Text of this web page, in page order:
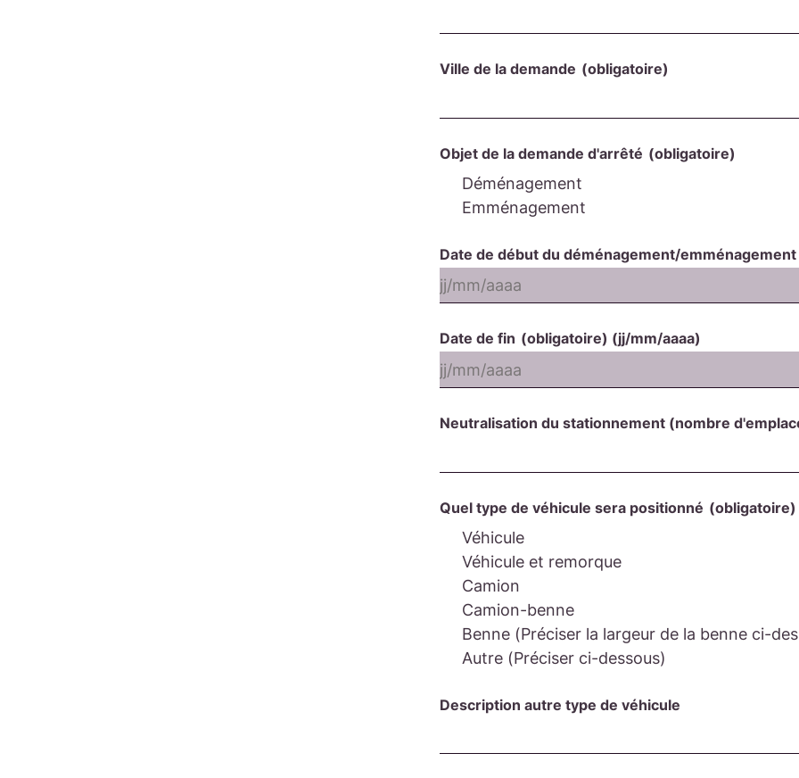
Ville de la demande (obligatoire)
Objet de la demande d'arrêté (obligatoire)
Déménagement
Emménagement
Date de début du déménagement/emménagement
Date de fin (obligatoire) (jj/mm/aaaa)
Neutralisation du stationnement (nombre
Quel type de véhicule sera positionné (obligatoire)
Véhicule
Véhicule et remorque
Camion
Camion-benne
Benne (Préciser la largeur de la benne ci-
Autre (Préciser ci-dessous)
Description autre type de véhicule